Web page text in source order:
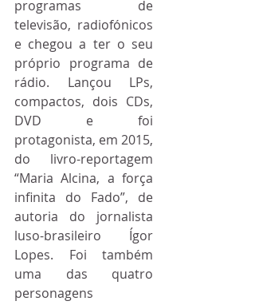
programas de
televisão, radiofónicos
e chegou a ter o seu
próprio programa de
rádio. Lançou LPs,
compactos, dois CDs,
DVD e foi
protagonista, em 2015,
do livro-reportagem
“Maria Alcina, a força
infinita do Fado”, de
autoria do jornalista
luso-brasileiro Ígor
Lopes. Foi também
uma das quatro
personagens